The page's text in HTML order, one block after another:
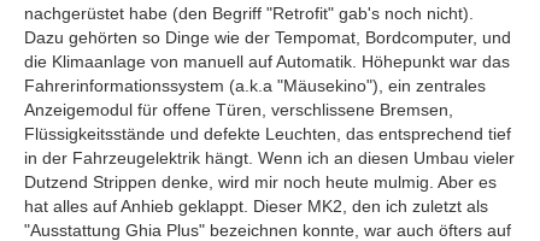
nachgerüstet habe (den Begriff "Retrofit" gab's noch nicht).
Dazu gehörten so Dinge wie der Tempomat, Bordcomputer, und
die Klimaanlage von manuell auf Automatik. Höhepunkt war das
Fahrerinformationssystem (a.k.a "Mäusekino"), ein zentrales
Anzeigemodul für offene Türen, verschlissene Bremsen,
Flüssigkeitsstände und defekte Leuchten, das entsprechend tief
in der Fahrzeugelektrik hängt. Wenn ich an diesen Umbau vieler
Dutzend Strippen denke, wird mir noch heute mulmig. Aber es
hat alles auf Anhieb geklappt. Dieser MK2, den ich zuletzt als
"Ausstattung Ghia Plus" bezeichnen konnte, war auch öfters auf